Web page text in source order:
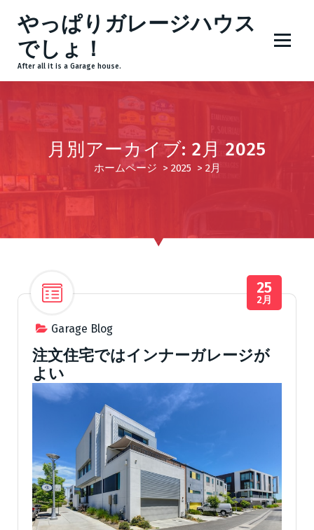
やっぱりガレージハウス
でしょ！
After all it is a Garage house.
月別アーカイブ: 2月 2025
ホームページ > 2025 > 2月
Garage Blog
25
2月
注文住宅ではインナーガレージが
よい